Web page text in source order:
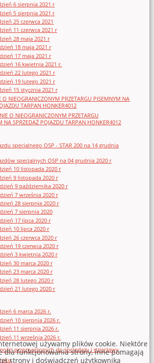
6 sierpnia 2021 r
5 sierpnia 2021 r
25 czerwca 2021
11 czerwca 2021 r
28 maja 2021 r
18 maja 2021 r
17 maja 2021 r
16 kwietnia 2021 r.
22 lutego 2021 r
19 lutego 2021 r
15 stycznia 2021 r
O NIEOGRANICZONYM PRZETARGU PISEMNYM NA
TARPAN HONKER4012
O NIEOGRANICZONYM PRZETARGU
NA SPRZEDAŻ POJAZDU TARPAN HONKER4012
specjalnego OSP - STAR 200 na 14 grudnia
specjalnych OSP na 04 grudnia 2020 r
10 listopada 2020 r
9 listopada 2020 r
9 października 2020 r
7 września 2020 r
28 sierpnia 2020 r
7 sierpnia 2020
17 lipca 2020 r
10 lipca 2020 r
26 czerwca 2020 r
19 czerwca 2020 r
3 kwietnia 2020 r
30 marca 2020 r
23 marca 2020 r
28 lutego 2020 r
21 lutego 2020 r
6 marca 2026 r.
10 sierpnia 2026 r.
11 sierpnia 2026 r.
11 września 2026 r.
przeznaczonych do sprzedaży i dzierżawy
używamy plików cookie. Niektóre
dla funkcjonowania strony, inne pomagają
strony i doświadczeń użytkownika